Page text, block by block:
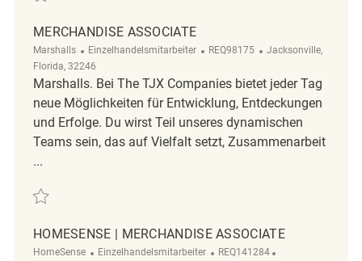
MERCHANDISE ASSOCIATE
Marshalls Kategorie
Einzelhandelsmitarbeiter ReqId
REQ98175 Ort
Jacksonville,
Florida, 32246
Marshalls. Bei The TJX Companies bietet jeder Tag
neue Möglichkeiten für Entwicklung, Entdeckungen
und Erfolge. Du wirst Teil unseres dynamischen
Teams sein, das auf Vielfalt setzt, Zusammenarbeit
...
Retten Merchandise Associate REQ98175
HOMESENSE | MERCHANDISE ASSOCIATE
HomeSense Kategorie
Einzelhandelsmitarbeiter ReqId
REQ141284